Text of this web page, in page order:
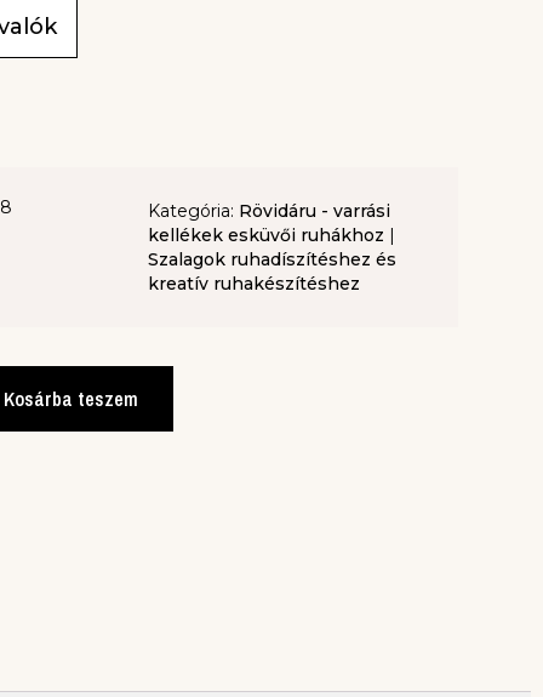
Kategória: Rövidáru - varrási
kellékek esküvői ruhákhoz |
Szalagok ruhadíszítéshez és
kreatív ruhakészítéshez
Kosárba teszem